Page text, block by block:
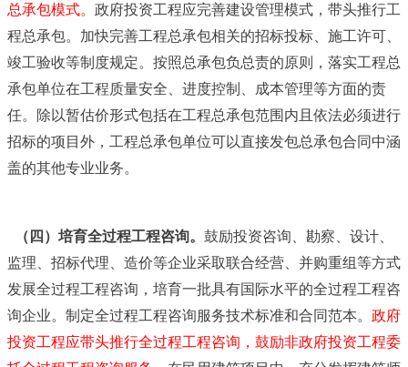
总承包模式。 政府投资工程应完善建设管理模式，带头推行工
程总承包。加快完善工程总承包相关的招标投标、施工许可、
竣工验收等制度规定。按照总承包负总责的原则，落实工程总
承包单位在工程质量安全、进度控制、成本管理等方面的责
任。除以暂估价形式包括在工程总承包范围内且依法必须进行
招标的项目外，工程总承包单位可以直接发包总承包合同中涵
盖的其他专业业务。
（四）培育全过程工程咨询。 鼓励投资咨询、勘察、设计、
监理、招标代理、造价等企业采取联合经营、并购重组等方式
发展全过程工程咨询，培育一批具有国际水平的全过程工程咨
询企业。制定全过程工程咨询服务技术标准和合同范本。 政府
投资工程应带头推行全过程工程咨询，鼓励非政府投资工程委